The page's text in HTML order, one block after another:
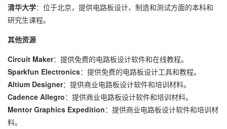
清华大学：位于北京，提供电路板设计、制造和测试方面的本科和
研究生课程。
其他资源
Circuit Maker：提供免费的电路板设计软件和在线教程。
Sparkfun Electronics：提供免费的电路板设计工具和教程。
Altium Designer：提供商业电路板设计软件和培训材料。
Cadence Allegro：提供商业电路板设计软件和培训材料。
Mentor Graphics Expedition：提供商业电路板设计软件和培训材
料。